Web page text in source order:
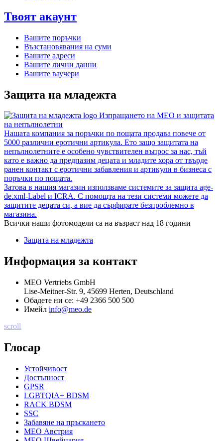
Твоят акаунт
Вашите поръчки
Възстановявания на суми
Вашите адреси
Вашите лични данни
Вашите ваучери
Защита на младежта
Изпращането на MEO и защитата
на непълнолетни
Нашата компания за поръчки по пощата продава повече от
5000 различни еротични артикула. Ето защо защитата на
непълнолетните е особено чувствителен въпрос за нас, тъй
като е важно да предпазим децата и младите хора от твърде
ранен контакт с еротични забавления и артикули в бизнеса с
поръчки по пощата.
Затова в нашия магазин използваме системите за защита age-
de.xml-Label и ICRA. С помощта на тези системи можете да
защитите децата си, а вие да сърфирате безпроблемно в
магазина.
Всички наши фотомодели са на възраст над 18 години
Защита на младежта
Информация за контакт
MEO Vertriebs GmbH
Lise-Meitner-Str. 9, 45699 Herten, Deutschland
Обадете ни се: +49 2366 500 500
Имейл info@meo.de
scroll
Глосар
Устойчивост
Достъпност
GPSR
LGBTQIA+ BDSM
RACK BDSM
SSC
Забавяне на пръскането
MEO Австрия